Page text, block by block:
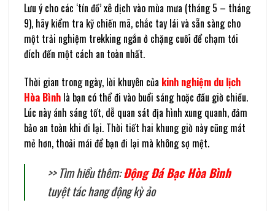
Lưu ý cho các ‘tín đồ’ xê dịch vào mùa mưa (tháng 5 – tháng
9), hãy kiểm tra kỹ chiến mã, chắc tay lái và sẵn sàng cho
một trải nghiệm trekking ngắn ở chặng cuối để chạm tới
đích đến một cách an toàn nhất.
Thời gian trong ngày, lời khuyên của kinh nghiệm du lịch
Hòa Bình là bạn có thể đi vào buổi sáng hoặc đầu giờ chiều.
Lúc này ánh sáng tốt, dễ quan sát địa hình xung quanh, đảm
bảo an toàn khi đi lại. Thời tiết hai khung giờ này cũng mát
mẻ hơn, thoải mái để bạn đi lại mà không sợ mệt.
>> Tìm hiểu thêm:Động Đá Bạc Hòa Bình
tuyệt tác hang động kỳ ảo